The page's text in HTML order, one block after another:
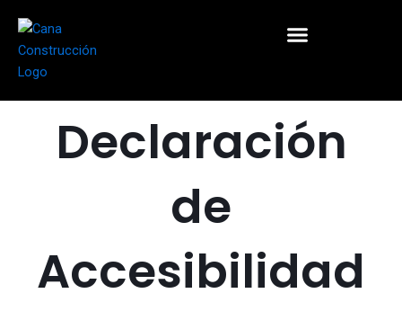
contenido
Declaración
de
Accesibilidad